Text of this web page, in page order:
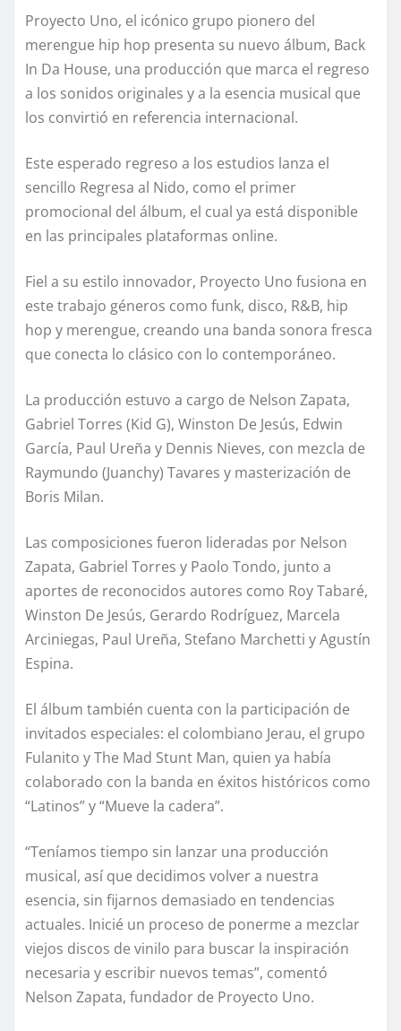
Proyecto Uno, el icónico grupo pionero del
merengue hip hop presenta su nuevo álbum, Back
In Da House, una producción que marca el regreso
a los sonidos originales y a la esencia musical que
los convirtió en referencia internacional.
Este esperado regreso a los estudios lanza el
sencillo Regresa al Nido, como el primer
promocional del álbum, el cual ya está disponible
en las principales plataformas online.
Fiel a su estilo innovador, Proyecto Uno fusiona en
este trabajo géneros como funk, disco, R&B, hip
hop y merengue, creando una banda sonora fresca
que conecta lo clásico con lo contemporáneo.
La producción estuvo a cargo de Nelson Zapata,
Gabriel Torres (Kid G), Winston De Jesús, Edwin
García, Paul Ureña y Dennis Nieves, con mezcla de
Raymundo (Juanchy) Tavares y masterización de
Boris Milan.
Las composiciones fueron lideradas por Nelson
Zapata, Gabriel Torres y Paolo Tondo, junto a
aportes de reconocidos autores como Roy Tabaré,
Winston De Jesús, Gerardo Rodríguez, Marcela
Arciniegas, Paul Ureña, Stefano Marchetti y Agustín
Espina.
El álbum también cuenta con la participación de
invitados especiales: el colombiano Jerau, el grupo
Fulanito y The Mad Stunt Man, quien ya había
colaborado con la banda en éxitos históricos como
“Latinos” y “Mueve la cadera”.
“Teníamos tiempo sin lanzar una producción
musical, así que decidimos volver a nuestra
esencia, sin fijarnos demasiado en tendencias
actuales. Inicié un proceso de ponerme a mezclar
viejos discos de vinilo para buscar la inspiración
necesaria y escribir nuevos temas”, comentó
Nelson Zapata, fundador de Proyecto Uno.